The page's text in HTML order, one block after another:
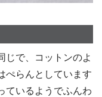
じで、コットンのよ
ぺらんとしています
ているようでふんわ